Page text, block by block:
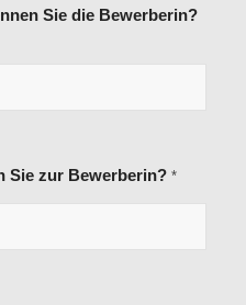
Sie die Bewerberin?
Sie zur Bewerberin? *